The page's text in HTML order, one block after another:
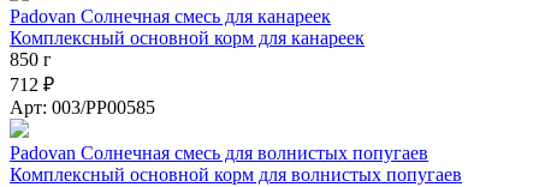
Padovan Солнечная смесь для канареек
Комплексный основной корм для канареек
850 г
712 ₽
Арт: 003/PP00585
Padovan Солнечная смесь для волнистых попугаев
Комплексный основной корм для волнистых попугаев